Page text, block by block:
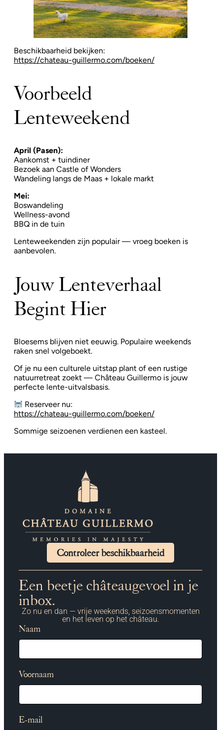
Beschikbaarheid bekijken:
https://chateau-guillermo.com/boeken/
Voorbeeld
Lenteweekend
April (Pasen):
Aankomst + tuindiner
Bezoek aan Castle of Wonders
Wandeling langs de Maas + lokale markt
Mei:
Boswandeling
Wellness-avond
BBQ in de tuin
Lenteweekenden zijn populair — vroeg boeken is
aanbevolen.
Jouw Lenteverhaal
Begint Hier
Bloesems blijven niet eeuwig. Populaire weekends
raken snel volgeboekt.
Of je nu een culturele uitstap plant of een rustige
natuurretreat zoekt — Château Guillermo is jouw
perfecte lente-uitvalsbasis.
Reserveer nu:
https://chateau-guillermo.com/boeken/
Sommige seizoenen verdienen een kasteel.
Controleer beschikbaarheid
Een beetje châteaugevoel in je
inbox.
Zo nu en dan — vrije weekends, seizoensmomenten
en het leven op het château.
Naam
Voornaam
E-mail